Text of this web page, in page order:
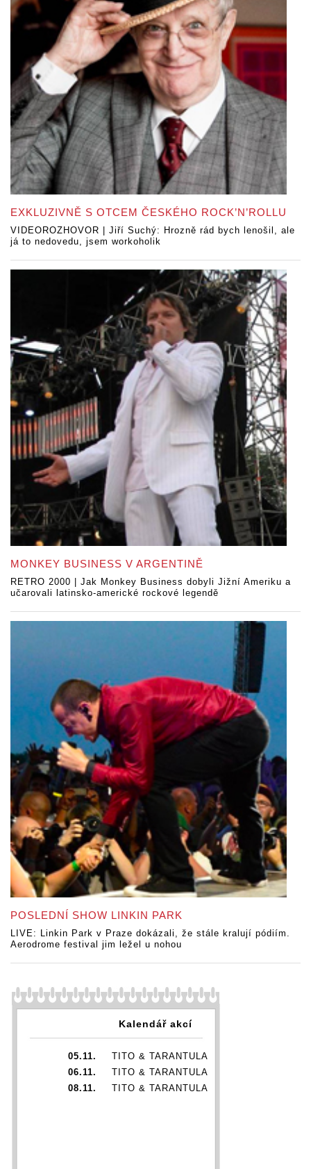
EXKLUZIVNĚ S OTCEM ČESKÉHO ROCK’N’ROLLU
VIDEOROZHOVOR | Jiří Suchý: Hrozně rád bych lenošil, ale
já to nedovedu, jsem workoholik
MONKEY BUSINESS V ARGENTINĚ
RETRO 2000 | Jak Monkey Business dobyli Jižní Ameriku a
učarovali latinsko-americké rockové legendě
POSLEDNÍ SHOW LINKIN PARK
LIVE: Linkin Park v Praze dokázali, že stále kralují pódiím.
Aerodrome festival jim ležel u nohou
Kalendář akcí
05.11.
TITO & TARANTULA
06.11.
TITO & TARANTULA
08.11.
TITO & TARANTULA